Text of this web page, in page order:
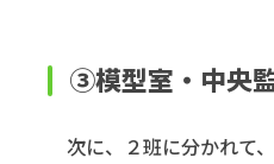
③模型室・中央
次に、２班に分かれて